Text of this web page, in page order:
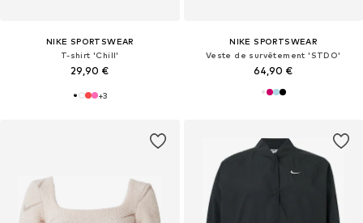
NIKE SPORTSWEAR
T-shirt 'Chill'
29,90 €
+3
NIKE SPORTSWEAR
Veste de survêtement 'STDO'
64,90 €